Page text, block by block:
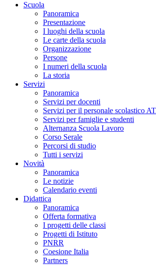
Scuola
Panoramica
Presentazione
I luoghi della scuola
Le carte della scuola
Organizzazione
Persone
I numeri della scuola
La storia
Servizi
Panoramica
Servizi per docenti
Servizi per il personale scolastico
Servizi per famiglie e studenti
Alternanza Scuola Lavoro
Corso Serale
Percorsi di studio
Tutti i servizi
Novità
Panoramica
Le notizie
Calendario eventi
Didattica
Panoramica
Offerta formativa
I progetti delle classi
Progetti di Istituto
PNRR
Coesione Italia
Partners